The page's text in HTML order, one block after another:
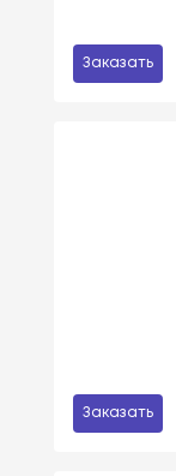
Заказать
Заказать